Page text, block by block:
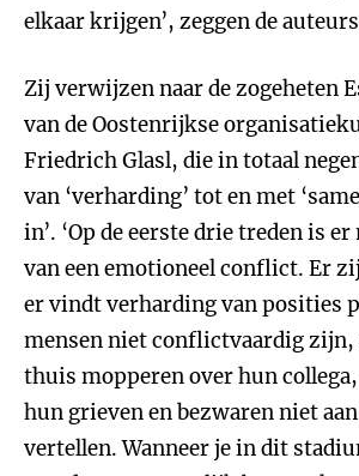
elkaar krijgen’, zeggen de
Zij verwijzen naar de zogeheten
van de Oostenrijkse
Friedrich Glasl, die in totaal
van ‘verharding’ tot en met
in’. ‘Op de eerste drie treden is
van een emotioneel conflict. Er
er vindt verharding van posities
mensen niet conflictvaardig zijn,
thuis mopperen over hun
hun grieven en bezwaren niet
vertellen. Wanneer je in dit